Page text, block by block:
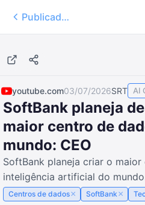
Publicados
youtube.com03/07/2026SRT
SoftBank planeja
maior centro de
mundo: CEO
SoftBank planeja criar o
inteligência artificial do
Centros de dados× SoftBank×